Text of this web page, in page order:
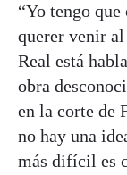
“Yo tengo
querer venir
Real está
obra
en la corte de
no hay una
más difícil es